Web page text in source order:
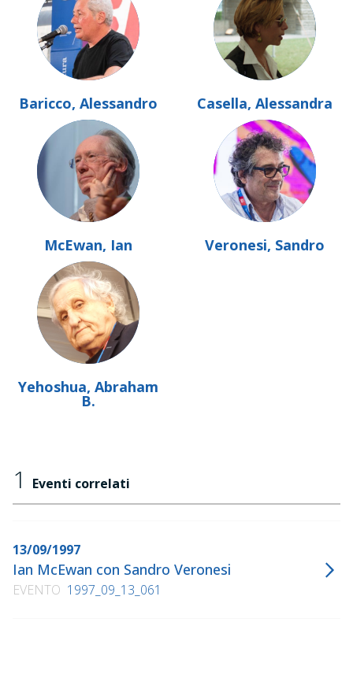
Baricco, Alessandro Casella, Alessandra
McEwan, Ian Veronesi, Sandro
Yehoshua, Abraham
B.
1 Eventi correlati
13/09/1997
Ian McEwan con Sandro Veronesi
EVENTO 1997_09_13_061